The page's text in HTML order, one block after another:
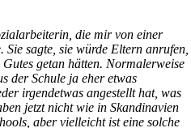
die mir von einer
sagte, sie würde Eltern anrufen,
getan hätten. Normalerweise
der Schule ja eher etwas
irgendetwas angestellt hat, was
jetzt nicht wie in Skandinavien
aber vielleicht ist eine solche